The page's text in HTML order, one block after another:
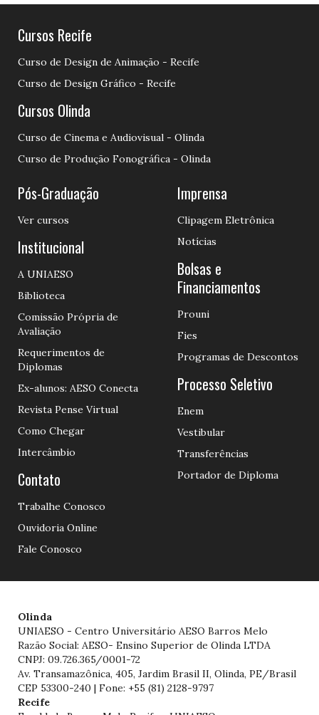
Cursos Recife
Curso de Design de Animação - Recife
Curso de Design Gráfico - Recife
Cursos Olinda
Curso de Cinema e Audiovisual - Olinda
Curso de Produção Fonográfica - Olinda
Pós-Graduação
Ver cursos
Institucional
A UNIAESO
Biblioteca
Comissão Própria de
Avaliação
Requerimentos de
Diplomas
Ex-alunos: AESO Conecta
Revista Pense Virtual
Como Chegar
Intercâmbio
Contato
Trabalhe Conosco
Ouvidoria Online
Fale Conosco
Imprensa
Clipagem Eletrônica
Notícias
Bolsas e
Financiamentos
Prouni
Fies
Programas de Descontos
Processo Seletivo
Enem
Vestibular
Transferências
Portador de Diploma
Olinda
UNIAESO - Centro Universitário AESO Barros Melo
Razão Social: AESO- Ensino Superior de Olinda LTDA
CNPJ: 09.726.365/0001-72
Av. Transamazônica, 405, Jardim Brasil II, Olinda, PE/Brasil
CEP 53300-240 | Fone: +55 (81) 2128-9797
Recife